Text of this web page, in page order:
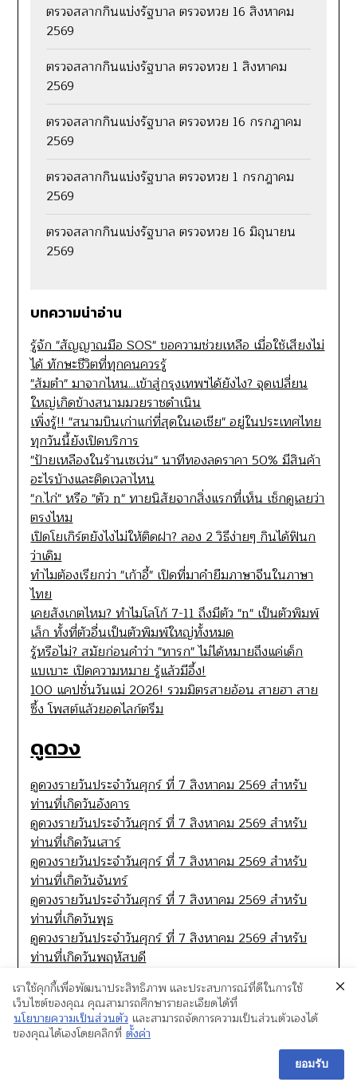
ตรวจสลากกินแบ่งรัฐบาล ตรวจหวย 16 สิงหาคม
2569
ตรวจสลากกินแบ่งรัฐบาล ตรวจหวย 1 สิงหาคม
2569
ตรวจสลากกินแบ่งรัฐบาล ตรวจหวย 16 กรกฎาคม
2569
ตรวจสลากกินแบ่งรัฐบาล ตรวจหวย 1 กรกฎาคม
2569
ตรวจสลากกินแบ่งรัฐบาล ตรวจหวย 16 มิถุนายน
2569
บทความน่าอ่าน
รู้จัก "สัญญาณมือ SOS" ขอความช่วยเหลือ เมื่อใช้เสียงไม่
ได้ ทักษะชีวิตที่ทุกคนควรรู้
"ส้มตำ" มาจากไหน...เข้าสู่กรุงเทพฯได้ยังไง? จุดเปลี่ยน
ใหญ่เกิดข้างสนามมวยราชดำเนิน
เพิ่งรู้!! "สนามบินเก่าแก่ที่สุดในเอเชีย" อยู่ในประเทศไทย
ทุกวันนี้ยังเปิดบริการ
"ป้ายเหลืองในร้านเซเว่น" นาทีทองลดราคา 50% มีสินค้า
อะไรบ้างและติดเวลาไหน
"ก.ไก่" หรือ "ตัว n" ทายนิสัยจากสิ่งแรกที่เห็น เช็กดูเลยว่า
ตรงไหม
เปิดโยเกิร์ตยังไงไม่ให้ติดฝา? ลอง 2 วิธีง่ายๆ กินได้ฟินก
ว่าเดิม
ทำไมต้องเรียกว่า "เก้าอี้" เปิดที่มาคำยืมภาษาจีนในภาษา
ไทย
เคยสังเกตไหม? ทำไมโลโก้ 7-11 ถึงมีตัว "n" เป็นตัวพิมพ์
เล็ก ทั้งที่ตัวอื่นเป็นตัวพิมพ์ใหญ่ทั้งหมด
รู้หรือไม่? สมัยก่อนคำว่า "ทารก" ไม่ได้หมายถึงแค่เด็ก
แบเบาะ เปิดความหมาย รู้แล้วมีอึ้ง!
100 แคปชั่นวันแม่ 2026! รวมมิตรสายอ้อน สายฮา สาย
ซึ้ง โพสต์แล้วยอดไลก์ตรึม
ดูดวง
ดูดวงรายวันประจำวันศุกร์ ที่ 7 สิงหาคม 2569 สำหรับ
ท่านที่เกิดวันอังคาร
ดูดวงรายวันประจำวันศุกร์ ที่ 7 สิงหาคม 2569 สำหรับ
ท่านที่เกิดวันเสาร์
ดูดวงรายวันประจำวันศุกร์ ที่ 7 สิงหาคม 2569 สำหรับ
ท่านที่เกิดวันจันทร์
ดูดวงรายวันประจำวันศุกร์ ที่ 7 สิงหาคม 2569 สำหรับ
ท่านที่เกิดวันพุธ
ดูดวงรายวันประจำวันศุกร์ ที่ 7 สิงหาคม 2569 สำหรับ
ท่านที่เกิดวันพฤหัสบดี
SuperbThemes
เราใช้คุกกี้เพื่อพัฒนาประสิทธิภาพ และประสบการณ์ที่ดีในการใช้
เว็บไซต์ของคุณ คุณสามารถศึกษารายละเอียดได้ที่
นโยบายความเป็นส่วนตัว และสามารถจัดการความเป็นส่วนตัวเองได้
ของคุณได้เองโดยคลิกที่ ตั้งค่า
ยอมรับ